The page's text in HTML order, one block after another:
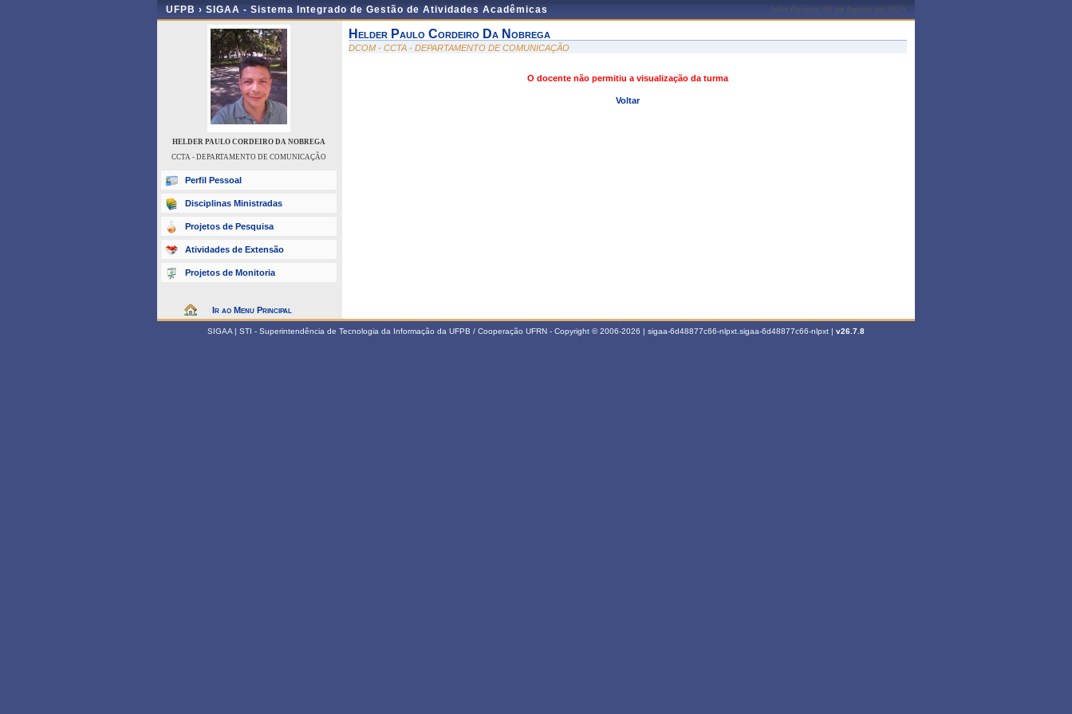
UFPB › SIGAA - Sistema Integrado de Gestão de Atividades Acadêmicas João Pessoa, 08 de Agosto de 2026
HELDER PAULO CORDEIRO DA NOBREGA
CCTA - DEPARTAMENTO DE COMUNICAÇÃO
Perfil Pessoal
Disciplinas Ministradas
Projetos de Pesquisa
Atividades de Extensão
Projetos de Monitoria
Ir ao Menu Principal
Helder Paulo Cordeiro Da Nobrega
DCOM - CCTA - DEPARTAMENTO DE COMUNICAÇÃO
O docente não permitiu a visualização da turma
Voltar
SIGAA | STI - Superintendência de Tecnologia da Informação da UFPB / Cooperação UFRN - Copyright © 2006-2026 | sigaa-6d48877c66-nlpxt.sigaa-6d48877c66-nlpxt | v26.7.8